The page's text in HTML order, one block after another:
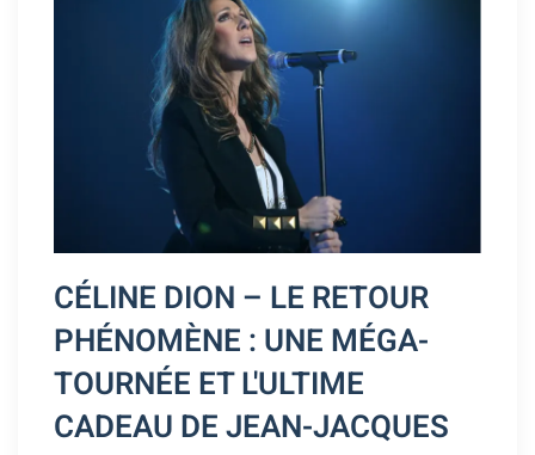
CÉLINE DION – LE RETOUR
PHÉNOMÈNE : UNE MÉGA-
TOURNÉE ET L'ULTIME
CADEAU DE JEAN-JACQUES